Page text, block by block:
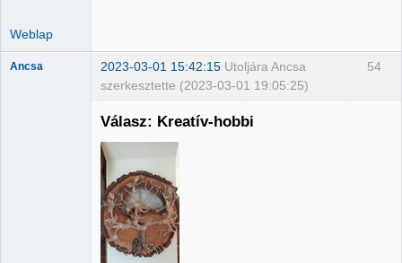
Weblap
54
Ancsa 2023-03-01 15:42:15 Utoljára Ancsa
szerkesztette (2023-03-01 19:05:25)
Válasz: Kreatív-hobbi